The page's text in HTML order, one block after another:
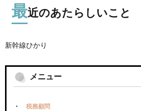
最近のあたらしいこと
新幹線ひかり
メニュー
税務顧問